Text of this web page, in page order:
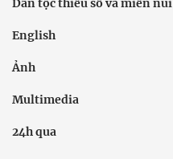
Dân tộc thiểu số và miền núi
English
Ảnh
Multimedia
24h qua